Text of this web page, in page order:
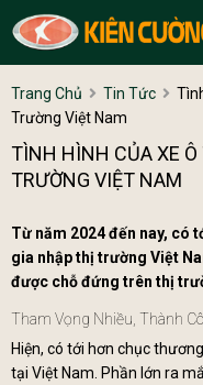
Trang Chủ Tin Tức
Trường Việt Nam
TÌNH HÌNH CỦA XE Ô
TRƯỜNG VIỆT NAM
Từ năm 2024 đến nay, có
gia nhập thị trường Việt
được chỗ đứng trên thị
Tham Vọng Nhiều, Thành
Hiện, có tới hơn chục
tại Việt Nam. Phần lớn ra